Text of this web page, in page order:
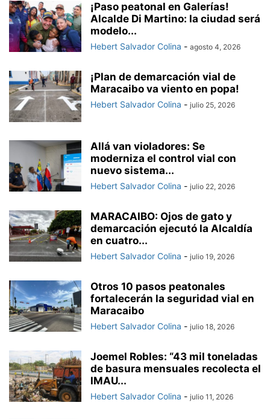
¡Paso peatonal en Galerías!
Alcalde Di Martino: la ciudad será
modelo...
Hebert Salvador Colina - agosto 4, 2026
¡Plan de demarcación vial de
Maracaibo va viento en popa!
Hebert Salvador Colina - julio 25, 2026
Allá van violadores: Se
moderniza el control vial con
nuevo sistema...
Hebert Salvador Colina - julio 22, 2026
MARACAIBO: Ojos de gato y
demarcación ejecutó la Alcaldía
en cuatro...
Hebert Salvador Colina - julio 19, 2026
Otros 10 pasos peatonales
fortalecerán la seguridad vial en
Maracaibo
Hebert Salvador Colina - julio 18, 2026
Joemel Robles: “43 mil toneladas
de basura mensuales recolecta el
IMAU...
Hebert Salvador Colina - julio 11, 2026